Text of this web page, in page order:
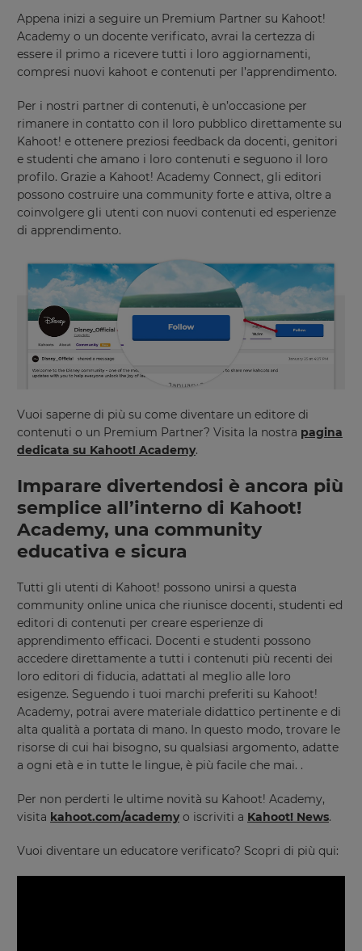
Appena inizi a seguire un Premium Partner su Kahoot!
Academy o un docente verificato, avrai la certezza di
essere il primo a ricevere tutti i loro aggiornamenti,
compresi nuovi kahoot e contenuti per l’apprendimento.
Per i nostri partner di contenuti, è un’occasione per
rimanere in contatto con il loro pubblico direttamente su
Kahoot! e ottenere preziosi feedback da docenti, genitori
e studenti che amano i loro contenuti e seguono il loro
profilo. Grazie a Kahoot! Academy Connect, gli editori
possono costruire una community forte e attiva, oltre a
coinvolgere gli utenti con nuovi contenuti ed esperienze
di apprendimento.
Vuoi saperne di più su come diventare un editore di
contenuti o un Premium Partner? Visita la nostra pagina
dedicata su Kahoot! Academy.
Imparare divertendosi è ancora più
semplice all’interno di Kahoot!
Academy, una community
educativa e sicura
Tutti gli utenti di Kahoot! possono unirsi a questa
community online unica che riunisce docenti, studenti ed
editori di contenuti per creare esperienze di
apprendimento efficaci. Docenti e studenti possono
accedere direttamente a tutti i contenuti più recenti dei
loro editori di fiducia, adattati al meglio alle loro
esigenze. Seguendo i tuoi marchi preferiti su Kahoot!
Academy, potrai avere materiale didattico pertinente e di
alta qualità a portata di mano. In questo modo, trovare le
risorse di cui hai bisogno, su qualsiasi argomento, adatte
a ogni età e in tutte le lingue, è più facile che mai. .
Per non perderti le ultime novità su Kahoot! Academy,
visita kahoot.com/academyo iscriviti a Kahoot! News.
Vuoi diventare un educatore verificato? Scopri di più qui:
Update
your
settings.
×
Update
your
language,
and
currency.
Region